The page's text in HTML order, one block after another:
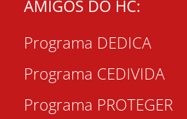
AMIGOS DO HC:
Programa DEDICA
Programa CEDIVIDA
Programa PROTEGER